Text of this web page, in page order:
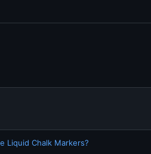
Liquid Chalk Markers?